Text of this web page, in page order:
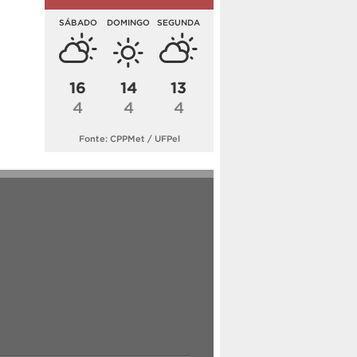
SÁBADO
16
4
DOMINGO
14
4
SEGUNDA
13
4
Fonte: CPPMet / UFPel